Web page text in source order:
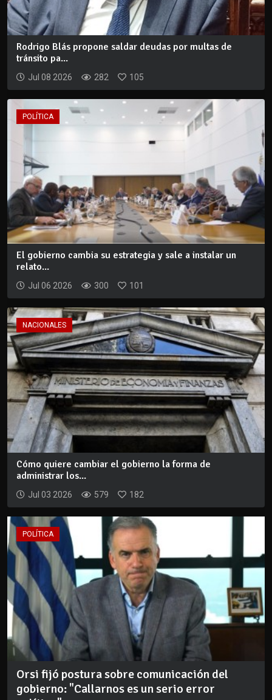
Rodrigo Blás propone saldar deudas por multas de
tránsito pa...
Jul 08 2026 282 105
POLÍTICA
El gobierno cambia su estrategia y sale a instalar un
relato...
Jul 06 2026 300 101
NACIONALES
Cómo quiere cambiar el gobierno la forma de
administrar los...
Jul 03 2026 579 182
POLÍTICA
Orsi fijó postura sobre comunicación del
gobierno: "Callarnos es un serio error